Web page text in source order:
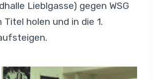
Lieblgasse) gegen WSG
Titel holen und in die 1.